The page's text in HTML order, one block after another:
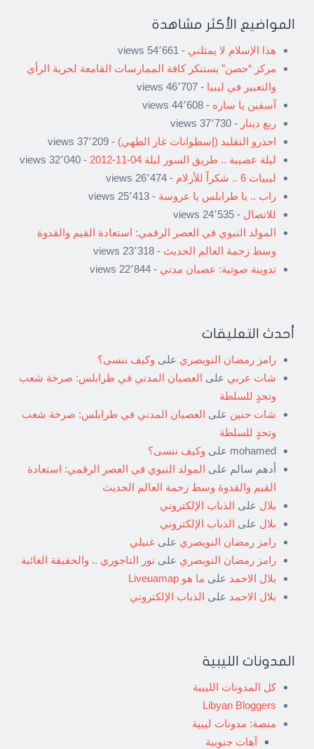
المواضيع الأكثر مشاهدة
هذا الإسلام لا يمثلني - 54٬661 views
مركز “حصن” يستنكر كافة الممارسات القامعة لحرية الرأي
والتعبير في ليبيا - 46٬707 views
آسفين يا ساره - 44٬608 views
ربع دينار - 37٬730 views
احذرو التقليد (إسطوانات غاز الطهي) - 37٬209 views
ليلة عصيبة .. طريق السور ليلة 04-11-2012
- 32٬040 views
ليبيات 6 .. شكراً للأزلام
- 26٬474 views
راب .. يا طرابلس يا عروسة - 25٬413 views
للاتصال - 24٬535 views
المولد النبوي في العصر الرقمي: استعادة القيم والقدوة
وسط زحمة العالم الحديث - 23٬318 views
تدوينة صوتية: عصيان مدني - 22٬844 views
أحدث التعليقات
رامز رمضان النويصري على وكيف ننسى؟
شات عربي على العصيان المدني في طرابلس: صرخة شعب
وتحدٍ للسلطة
شات حنين على العصيان المدني في طرابلس: صرخة شعب
وتحدٍ للسلطة
mohamed على وكيف ننسى؟
أدهم سالم على المولد النبوي في العصر الرقمي: استعادة
القيم والقدوة وسط زحمة العالم الحديث
بلال على الذباب الإلكتروني
بلال على الذباب الإلكتروني
رامز رمضان النويصري على غنيلي
رامز رمضان النويصري على نور التاجوري .. والحقيقة الغائبة
بلال الاحمد على ما هو Liveuamap
بلال الاحمد على الذباب الإلكتروني
المدونات الليبية
كل المدونات الليبية
Libyan Bloggers
منصة: مدونات ليبية
آهات جنوبية